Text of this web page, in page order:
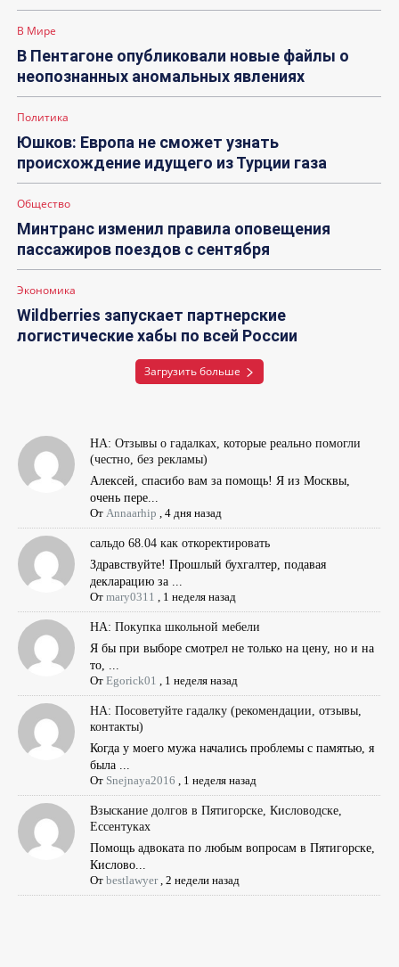
В Мире
В Пентагоне опубликовали новые файлы о
неопознанных аномальных явлениях
Политика
Юшков: Европа не сможет узнать
происхождение идущего из Турции газа
Общество
Минтранс изменил правила оповещения
пассажиров поездов с сентября
Экономика
Wildberries запускает партнерские
логистические хабы по всей России
Загрузить больше
НА: Отзывы о гадалках, которые реально помогли
(честно, без рекламы)
Алексей, спасибо вам за помощь! Я из Москвы,
очень пере...
От Annaarhip ,4 дня назад
сальдо 68.04 как откоректировать
Здравствуйте! Прошлый бухгалтер, подавая
декларацию за ...
Отmary0311 1 неделя назад
НА: Покупка школьной мебели
Я бы при выборе смотрел не только на цену, но и на
то, ...
ОтEgorick01 1 неделя назад
НА: Посоветуйте гадалку (рекомендации, отзывы,
контакты)
Когда у моего мужа начались проблемы с памятью, я
была ...
От Snejnaya2016 1 неделя назад
Взыскание долгов в Пятигорске, Кисловодске,
Ессентуках
Помощь адвоката по любым вопросам в Пятигорске,
Кислово...
Отbestlawyer,2 недели назад